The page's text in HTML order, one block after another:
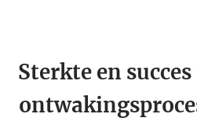
Sterkte en